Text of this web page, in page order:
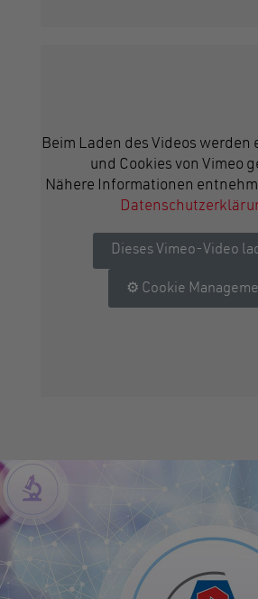
Beim Laden des Videos werden
und Cookies von Vimeo
Nähere Informationen
Dieses Vimeo-Video
Cookie